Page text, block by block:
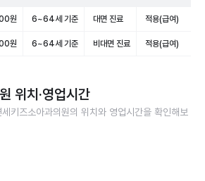
원 6~64세 기준 대면 진료 적용(급여)
원 6~64세 기준 비대면 진료 적용(급여)
위치·영업시간
세키즈소아과의원의 위치와 영업시간을 확인해보